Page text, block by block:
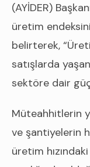
(AYİDER)
üretim
belirterek,
satışlarda
sektöre dair
Müteahhitlerin
ve şantiyelerin
üretim